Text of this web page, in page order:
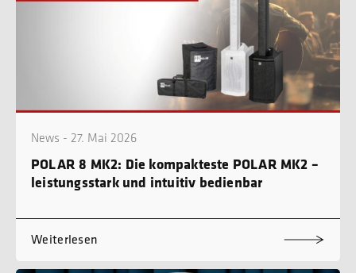
News - 27. Mai 2026
POLAR 8 MK2: Die kompakteste POLAR MK2 –
leistungsstark und intuitiv bedienbar
Weiterlesen